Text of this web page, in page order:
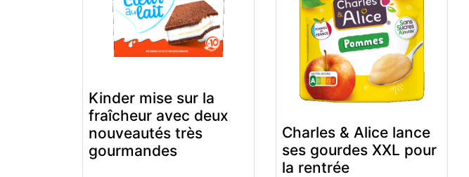
Kinder mise sur la
fraîcheur avec deux
nouveautés très
gourmandes
Charles & Alice lance
ses gourdes XXL pour
la rentrée